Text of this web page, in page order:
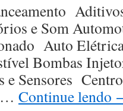
e Som
Auto
Bombas
e Sensores
… Continue lendo